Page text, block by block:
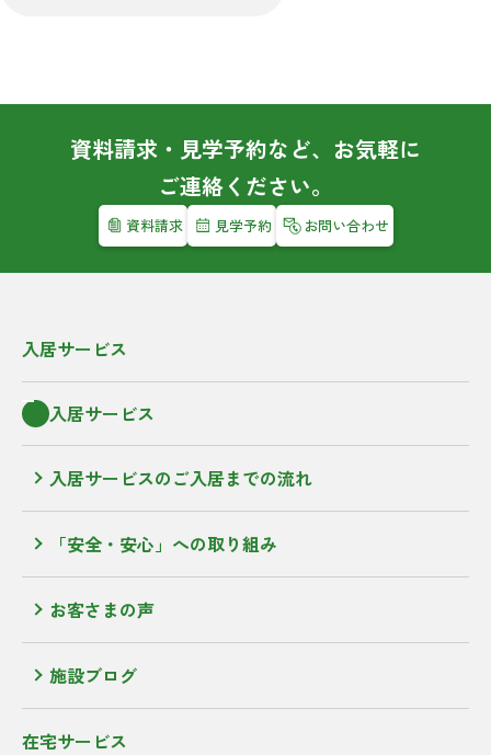
資料請求・見学予約など、お気軽に
ご連絡ください。
資料請求 見学予約 お問い合わせ
入居サービス
入居サービス
入居サービスのご入居までの流れ
「安全・安心」への取り組み
お客さまの声
施設ブログ
在宅サービス